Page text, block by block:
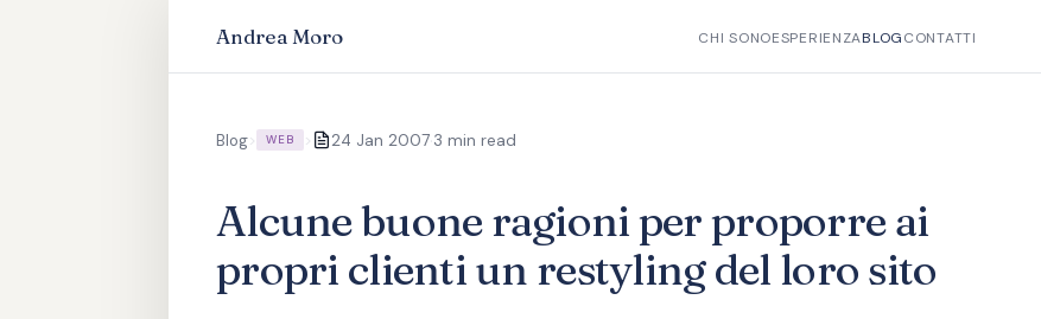
Andrea Moro CHI SONOESPERIENZABLOGCONTATTI
Blog> WEB > 24 Jan 2007·3 min read
Alcune buone ragioni per proporre ai
propri clienti un restyling del loro sito